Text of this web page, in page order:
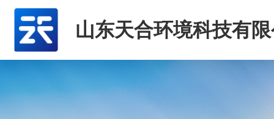
山东天合环境科技有